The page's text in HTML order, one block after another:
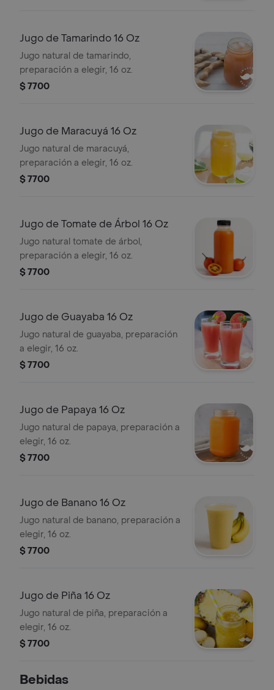
Jugo de Tamarindo 16 Oz
Jugo natural de tamarindo,
preparación a elegir, 16 oz.
$ 7700
Jugo de Maracuyá 16 Oz
Jugo natural de maracuyá,
preparación a elegir, 16 oz.
$ 7700
Jugo de Tomate de Árbol 16 Oz
Jugo natural tomate de árbol,
preparación a elegir, 16 oz.
$ 7700
Jugo de Guayaba 16 Oz
Jugo natural de guayaba, preparación
a elegir, 16 oz.
$ 7700
Jugo de Papaya 16 Oz
Jugo natural de papaya, preparación a
elegir, 16 oz.
$ 7700
Jugo de Banano 16 Oz
Jugo natural de banano, preparación a
elegir, 16 oz.
$ 7700
Jugo de Piña 16 Oz
Jugo natural de piña, preparación a
elegir, 16 oz.
$ 7700
Bebidas